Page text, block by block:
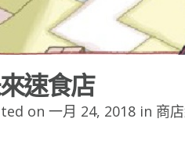
速食店
on 一月 24, 2018 in 商